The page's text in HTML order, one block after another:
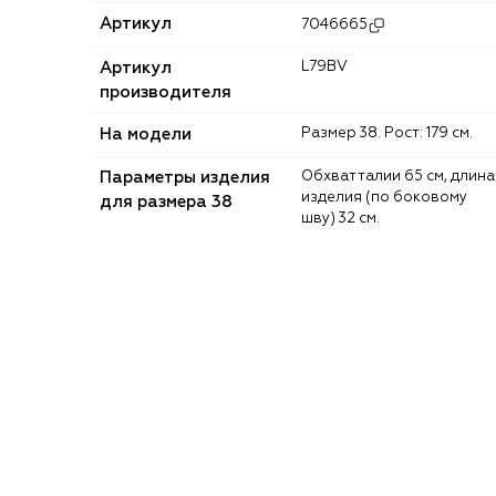
Артикул 7046665
Артикул
производителя
L79BV
На модели Размер 38. Рост: 179 см.
Параметры изделия
для размера 38
Обхват талии 65 см, длина
изделия (по боковому
шву) 32 см.